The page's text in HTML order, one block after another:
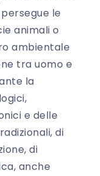
le
animali o
ambientale
tra uomo e
la
e delle
di
di
anche